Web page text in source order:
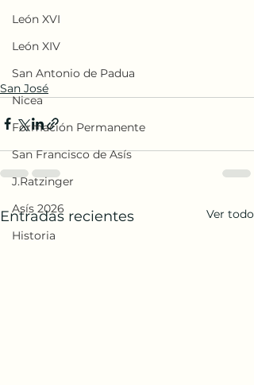
León XVI
León XIV
San Antonio de Padua
Nicea
Formación Permanente
San Francisco de Asís
J.Ratzinger
Asís 2026
Historia
San José
Entradas recientes Ver todo